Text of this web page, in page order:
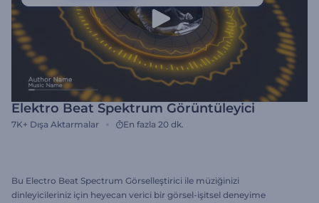
Elektro Beat Spektrum Görüntüleyici
7K+ Dışa Aktarmalar En fazla 20 dk.
Bu Electro Beat Spectrum Görselleştirici ile müziğinizi
dinleyicileriniz için heyecan verici bir görsel-işitsel deneyime